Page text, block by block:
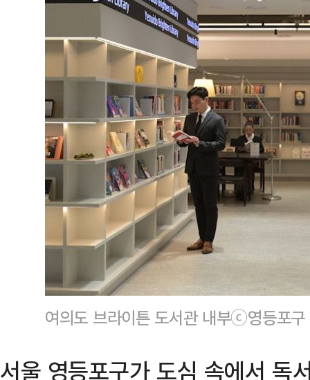
여의도 브라이튼 도서관 내부ⓒ영등포구
서울 영등포구가 도심 속에서 독